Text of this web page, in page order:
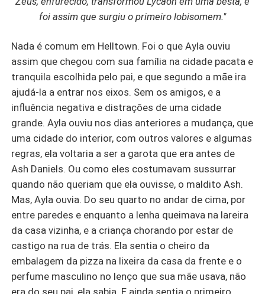
foi assim que surgiu o primeiro lobisomem."
Nada é comum em Helltown. Foi o que Ayla ouviu
assim que chegou com sua família na cidade pacata e
tranquila escolhida pelo pai, e que segundo a mãe ira
ajudá-la a entrar nos eixos. Sem os amigos, e a
influência negativa e distrações de uma cidade
grande. Ayla ouviu nos dias anteriores a mudança, que
uma cidade do interior, com outros valores e algumas
regras, ela voltaria a ser a garota que era antes de
Ash Daniels. Ou como eles costumavam sussurrar
quando não queriam que ela ouvisse, o maldito Ash.
Mas, Ayla ouvia. Do seu quarto no andar de cima, por
entre paredes e enquanto a lenha queimava na lareira
da casa vizinha, e a criança chorando por estar de
castigo na rua de trás. Ela sentia o cheiro da
embalagem da pizza na lixeira da casa da frente e o
perfume masculino no lenço que sua mãe usava, não